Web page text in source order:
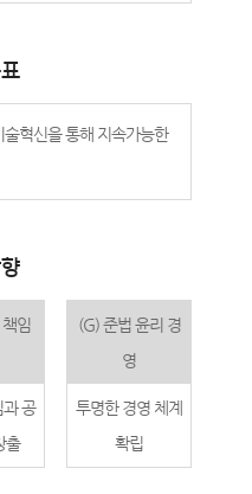
혁신을 통해 지속가능한
임
과 공
출
(G) 준법 윤리 경
영
투명한 경영 체계
확립